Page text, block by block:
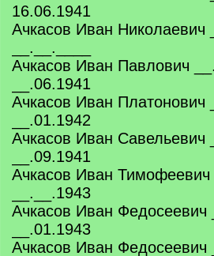
16.06.1941
Ачкасов Иван Николаевич
__.__.____
Ачкасов Иван Павлович
__.06.1941
Ачкасов Иван Платонович
__.01.1942
Ачкасов Иван Савельевич
__.09.1941
Ачкасов Иван Тимофеевич
__.__.1943
Ачкасов Иван Федосеевич
__.01.1943
Ачкасов Иван Федосеевич